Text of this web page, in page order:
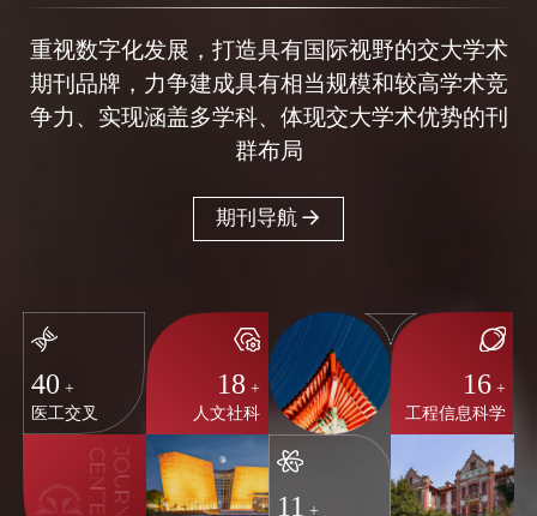
重视数字化发展，打造具有国际视野的交大学术
期刊品牌，力争建成具有相当规模和较高学术竞
争力、实现涵盖多学科、体现交大学术优势的刊
群布局
期刊导航
40 +
医工交叉
18 +
人文社科
16 +
工程信息科学
11 +